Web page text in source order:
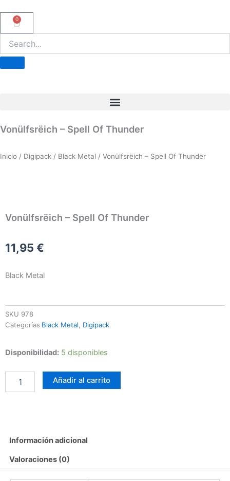
0
Carrito
Vonülfsrëich – Spell Of Thunder
Inicio / Digipack / Black Metal / Vonülfsrëich – Spell Of Thunder
Vonülfsrëich – Spell Of Thunder
11,95 €
Black Metal
SKU 978
Categorías Black Metal, Digipack
Disponibilidad: 5 disponibles
Vonülfsrëich
Spell
Thunder
Añadir al carrito
Información adicional
Valoraciones (0)